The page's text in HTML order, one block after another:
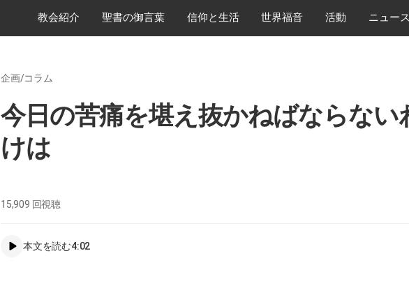
教会紹介 ​聖書の御言葉 ​信仰と生活 世界福音 活動 ニュース
企画/コラム
今日の苦痛を堪え抜かねばならない
けは
15,909 回視聴
本文を読む4:02